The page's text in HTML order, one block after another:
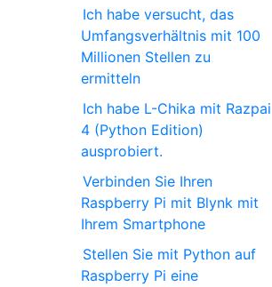
Ich habe versucht, das
Umfangsverhältnis mit 100
Millionen Stellen zu
ermitteln
Ich habe L-Chika mit Razpai
4 (Python Edition)
ausprobiert.
Verbinden Sie Ihren
Raspberry Pi mit Blynk mit
Ihrem Smartphone
Stellen Sie mit Python auf
Raspberry Pi eine